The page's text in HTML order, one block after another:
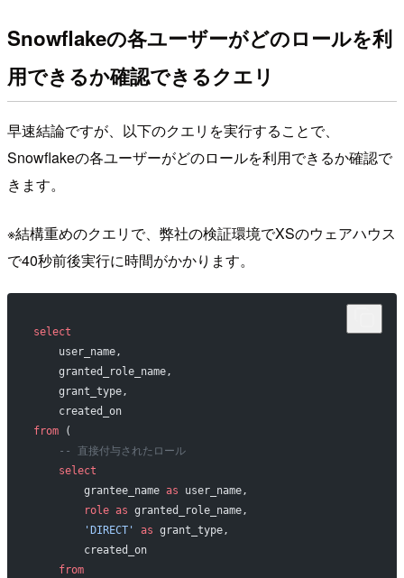
Snowflakeの各ユーザーがどのロールを利
用できるか確認できるクエリ
早速結論ですが、以下のクエリを実行することで、
Snowflakeの各ユーザーがどのロールを利用できるか確認で
きます。
※結構重めのクエリで、弊社の検証環境でXSのウェアハウス
で40秒前後実行に時間がかかります。
select
    user_name,
    granted_role_name,
    grant_type,
    created_on
from (
    -- 直接付与されたロール
    select
        grantee_name
as user_name,
        role
as granted_role_name,
        'DIRECT'
as grant_type,
        created_on
    from